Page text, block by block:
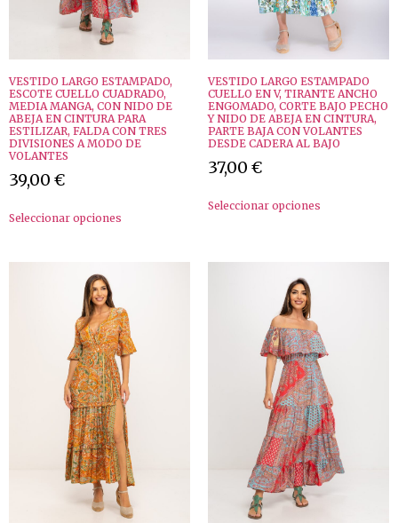
VESTIDO LARGO ESTAMPADO,
ESCOTE CUELLO CUADRADO,
MEDIA MANGA, CON NIDO DE
ABEJA EN CINTURA PARA
ESTILIZAR, FALDA CON TRES
DIVISIONES A MODO DE
VOLANTES
39,00 €
Seleccionar opciones
VESTIDO LARGO ESTAMPADO
CUELLO EN V, TIRANTE ANCHO
ENGOMADO, CORTE BAJO PECHO
Y NIDO DE ABEJA EN CINTURA,
PARTE BAJA CON VOLANTES
DESDE CADERA AL BAJO
37,00 €
Seleccionar opciones